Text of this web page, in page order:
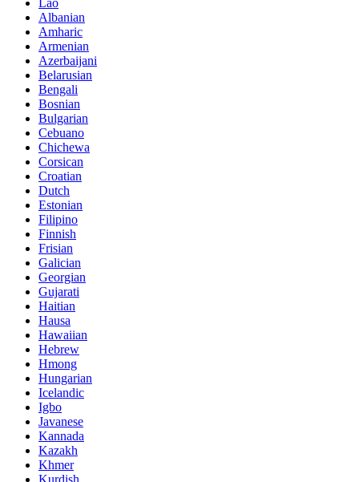
Albanian
Amharic
Armenian
Azerbaijani
Belarusian
Bengali
Bosnian
Bulgarian
Cebuano
Chichewa
Corsican
Croatian
Dutch
Estonian
Filipino
Finnish
Frisian
Galician
Georgian
Gujarati
Haitian
Hausa
Hawaiian
Hebrew
Hmong
Hungarian
Icelandic
Igbo
Javanese
Kannada
Kazakh
Khmer
Kurdish